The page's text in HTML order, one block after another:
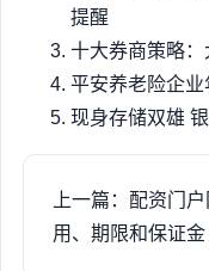
提醒
十大券商策略
平安养老险企
现身存储双雄
上一篇：配资门
用、期限和保证金